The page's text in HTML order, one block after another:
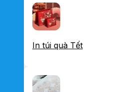
In túi quà Tết